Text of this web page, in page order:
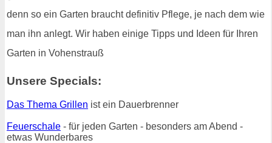
denn so ein Garten braucht definitiv Pflege, je nach dem wie
man ihn anlegt. Wir haben einige Tipps und Ideen für Ihren
Garten in Vohenstrauß
Unsere Specials:
Das Thema Grillen ist ein Dauerbrenner
Feuerschale - für jeden Garten - besonders am Abend -
etwas Wunderbares